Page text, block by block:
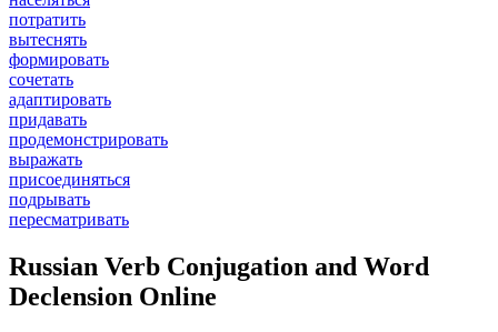
потратить
вытеснять
формировать
сочетать
адаптировать
придавать
продемонстрировать
выражать
присоединяться
подрывать
пересматривать
Russian Verb Conjugation and Word
Declension Online